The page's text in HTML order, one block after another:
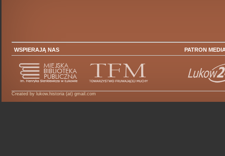
WSPIERAJĄ NAS PATRON
Created by lukow.historia (at) gmail.com